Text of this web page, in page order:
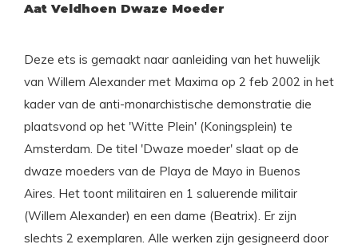
Aat Veldhoen Dwaze Moeder
Deze ets is gemaakt naar aanleiding van het huwelijk
van Willem Alexander met Maxima op 2 feb 2002 in het
kader van de anti-monarchistische demonstratie die
plaatsvond op het 'Witte Plein' (Koningsplein) te
Amsterdam. De titel 'Dwaze moeder' slaat op de
dwaze moeders van de Playa de Mayo in Buenos
Aires. Het toont militairen en 1 saluerende militair
(Willem Alexander) en een dame (Beatrix). Er zijn
slechts 2 exemplaren. Alle werken zijn gesigneerd door